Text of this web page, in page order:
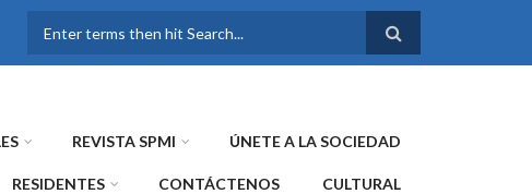
FORMULARIO DE
REVISTA SPMI ÚNETE A LA SOCIEDAD
RESIDENTES CONTÁCTENOS CULTURAL